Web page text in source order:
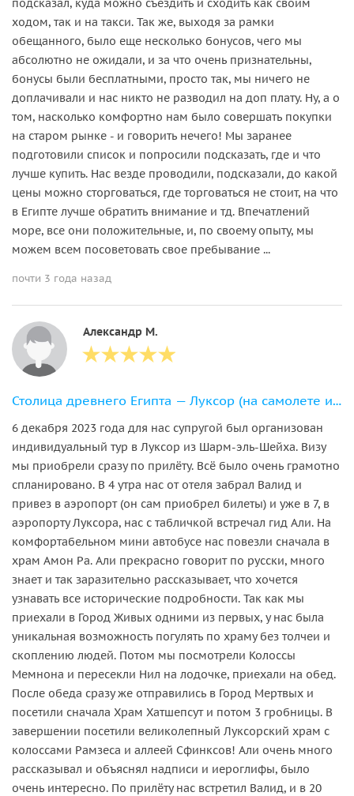
подсказал, куда можно съездить и сходить как своим
ходом, так и на такси. Так же, выходя за рамки
обещанного, было еще несколько бонусов, чего мы
абсолютно не ожидали, и за что очень признательны,
бонусы были бесплатными, просто так, мы ничего не
доплачивали и нас никто не разводил на доп плату. Ну, а о
том, насколько комфортно нам было совершать покупки
на старом рынке - и говорить нечего! Мы заранее
подготовили список и попросили подсказать, где и что
лучше купить. Нас везде проводили, подсказали, до какой
цены можно сторговаться, где торговаться не стоит, на что
в Египте лучше обратить внимание и тд. Впечатлений
море, все они положительные, и, по своему опыту, мы
можем всем посоветовать свое пребывание ...
почти 3 года назад
Александр М.
Столица древнего Египта — Луксор (на самолете из Шарм-эш-Шейха)
6 декабря 2023 года для нас супругой был организован
индивидуальный тур в Луксор из Шарм-эль-Шейха. Визу
мы приобрели сразу по прилёту. Всё было очень грамотно
спланировано. В 4 утра нас от отеля забрал Валид и
привез в аэропорт (он сам приобрел билеты) и уже в 7, в
аэропорту Луксора, нас с табличкой встречал гид Али. На
комфортабельном мини автобусе нас повезли сначала в
храм Амон Ра. Али прекрасно говорит по русски, много
знает и так заразительно рассказывает, что хочется
узнавать все исторические подробности. Так как мы
приехали в Город Живых одними из первых, у нас была
уникальная возможность погулять по храму без толчеи и
скоплению людей. Потом мы посмотрели Колоссы
Мемнона и пересекли Нил на лодочке, приехали на обед.
После обеда сразу же отправились в Город Мертвых и
посетили сначала Храм Хатшепсут и потом 3 гробницы. В
завершении посетили великолепный Луксорский храм с
колоссами Рамзеса и аллеей Сфинксов! Али очень много
рассказывал и объяснял надписи и иероглифы, было
очень интересно. По прилёту нас встретил Валид, и в 20